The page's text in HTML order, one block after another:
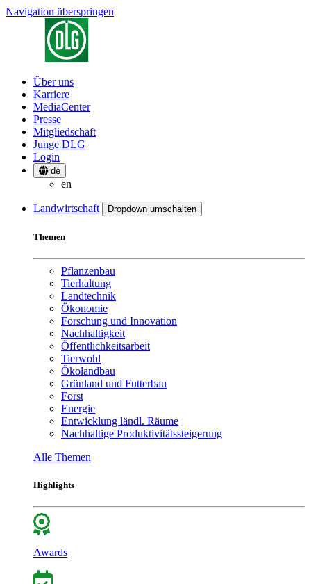
Navigation überspringen
Über uns
Karriere
MediaCenter
Presse
Mitgliedschaft
Junge DLG
Login
de
en
Landwirtschaft Dropdown umschalten
Themen
Pflanzenbau
Tierhaltung
Landtechnik
Ökonomie
Forschung und Innovation
Nachhaltigkeit
Öffentlichkeitsarbeit
Tierwohl
Ökolandbau
Grünland und Futterbau
Forst
Energie
Entwicklung ländl. Räume
Nachhaltige Produktivitätssteigerung
Alle Themen
Highlights
Awards